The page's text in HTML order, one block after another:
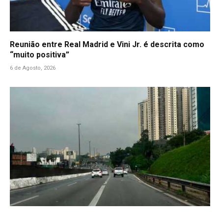
Reunião entre Real Madrid e Vini Jr. é descrita como
“muito positiva”
6 de Agosto, 2026